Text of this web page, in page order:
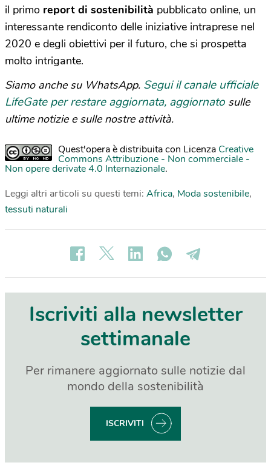
il primo report di sostenibilità pubblicato online, un
interessante rendiconto delle iniziative intraprese nel
2020 e degli obiettivi per il futuro, che si prospetta
molto intrigante.
Siamo anche su WhatsApp. Segui il canale ufficiale
LifeGate per restare aggiornata, aggiornato sulle
ultime notizie e sulle nostre attività.
Quest'opera è distribuita con Licenza Creative
Commons Attribuzione - Non commerciale -
Non opere derivate 4.0 Internazionale.
Leggi altri articoli su questi temi: Africa, Moda sostenibile,
tessuti naturali
Iscriviti alla newsletter
settimanale
Per rimanere aggiornato sulle notizie dal
mondo della sostenibilità
ISCRIVITI